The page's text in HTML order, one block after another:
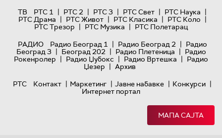
ТВ
РТС 1 | РТС 2 | РТС 3 | РТС Свет | РТС Наука |
РТС Драма | РТС Живот | РТС Класика | РТС Коло |
РТС Трезор | РТС Музика | РТС Полетарац
РАДИО
Радио Београд 1 | Радио Београд 2 | Радио
Београд 3 | Београд 202 | Радио Плетеница | Радио
Рокенролер | Радио Џубокс | Радио Вртешка | Радио
Џезер | Архив
РТС
Контакт | Маркетинг | Јавне набавке | Конкурси |
Интернет портал
МАПА САЈТА